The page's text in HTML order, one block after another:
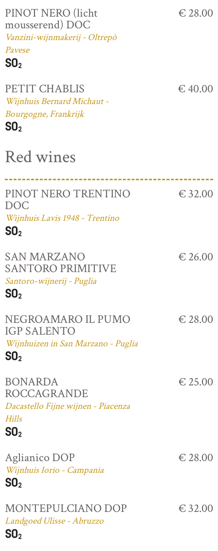
PINOT NERO (licht
mousserend) DOC
Vanzini-wijnmakerij - Oltrepò
Pavese
€ 28.00
PETIT CHABLIS
Wijnhuis Bernard Michaut -
Bourgogne, Frankrijk
€ 40.00
Red wines
PINOT NERO TRENTINO
DOC
Wijnhuis Lavis 1948 - Trentino
€ 32.00
SAN MARZANO
SANTORO PRIMITIVE
Santoro-wijnerij - Puglia
€ 26.00
NEGROAMARO IL PUMO
IGP SALENTO
Wijnhuizen in San Marzano - Puglia
€ 28.00
BONARDA
ROCCAGRANDE
Dacastello Fijne wijnen - Piacenza
Hills
€ 25.00
Aglianico DOP
Wijnhuis Iorio - Campania
€ 28.00
MONTEPULCIANO DOP
Landgoed Ulisse - Abruzzo
€ 32.00